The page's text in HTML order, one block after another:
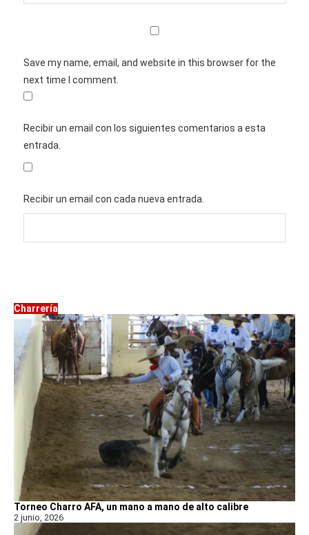
Save my name, email, and website in this browser for the
next time I comment.
Recibir un email con los siguientes comentarios a esta
entrada.
Recibir un email con cada nueva entrada.
Charrería
Torneo Charro AFA, un mano a mano de alto calibre
2 junio, 2026